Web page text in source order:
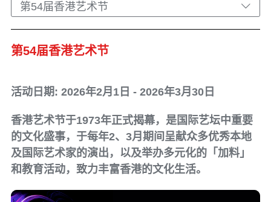
第54届香港艺术节
第54届香港艺术节
活动日期: 2026年2月1日 - 2026年3月30日
香港艺术节于1973年正式揭幕，是国际艺坛中重要
的文化盛事，于每年2、3月期间呈献众多优秀本地
及国际艺术家的演出，以及举办多元化的「加料」
和教育活动，致力丰富香港的文化生活。